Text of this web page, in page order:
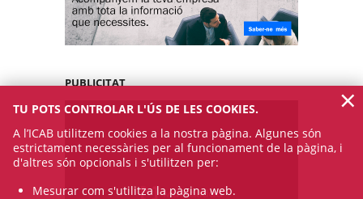
PUBLICITAT
TU POTS CONTROLAR L'ÚS DE LES COOKIES.
A l’ICAB utilitzem cookies a la nostra pàgina. Algunes són
estrictament necessàries per al funcionament de la pàgina, i
d'altres són opcionals i s'utilitzen per:
Mesurar com s'utilitza la pàgina web.
×